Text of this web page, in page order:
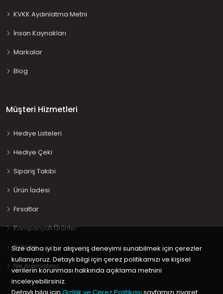
KVKK Aydınlatma Metni
İnsan Kaynakları
Markalar
Blog
Müşteri Hizmetleri
Hediye Listeleri
Hediye Çeki
Sipariş Takibi
Ürün İadesi
Fırsatlar
Kampanyalı Ürünler
İletişim
Ne Aramıştınız…
Size daha iyi bir alışveriş deneyimi sunabilmek için çerezler
kullanıyoruz. Detaylı bilgi için çerez politikamızı ve kişisel
verilerin korunması hakkında açıklama metnini
inceleyebilirsiniz.